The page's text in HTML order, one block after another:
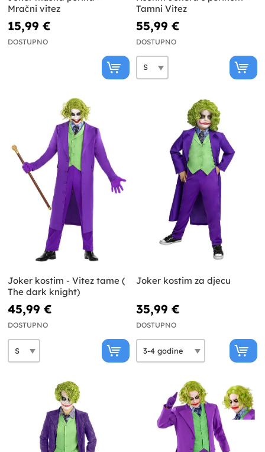
Mračni vitez
15,99 €
DOSTUPNO
Tamni Vitez
55,99 €
DOSTUPNO
Joker kostim - Vitez tame (
The dark knight)
45,99 €
DOSTUPNO
Joker kostim za djecu
35,99 €
DOSTUPNO